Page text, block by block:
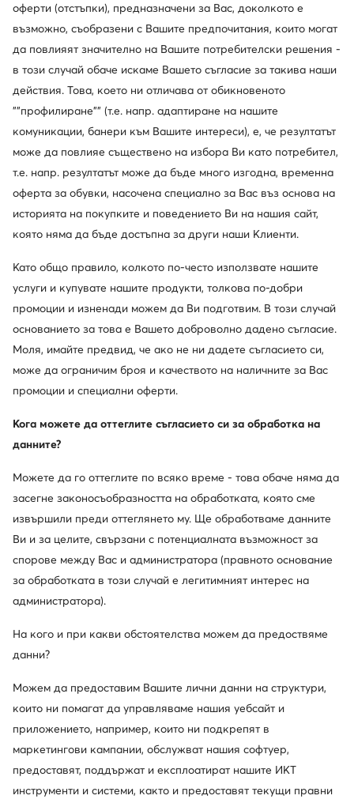
оферти (отстъпки), предназначени за Вас, доколкото е
възможно, съобразени с Вашите предпочитания, които могат
да повлияят значително на Вашите потребителски решения -
в този случай обаче искаме Вашето съгласие за такива наши
действия. Това, което ни отличава от обикновеното
""профилиране"" (т.е. напр. адаптиране на нашите
комуникации, банери към Вашите интереси), е, че резултатът
може да повлияе съществено на избора Ви като потребител,
т.е. напр. резултатът може да бъде много изгодна, временна
оферта за обувки, насочена специално за Вас въз основа на
историята на покупките и поведението Ви на нашия сайт,
която няма да бъде достъпна за други наши Клиенти.
Като общо правило, колкото по-често използвате нашите
услуги и купувате нашите продукти, толкова по-добри
промоции и изненади можем да Ви подготвим. В този случай
основанието за това е Вашето доброволно дадено съгласие.
Моля, имайте предвид, че ако не ни дадете съгласието си,
може да ограничим броя и качеството на наличните за Вас
промоции и специални оферти.
Кога можете да оттеглите съгласието си за обработка на
данните?
Можете да го оттеглите по всяко време - това обаче няма да
засегне законосъобразността на обработката, която сме
извършили преди оттеглянето му. Ще обработваме данните
Ви и за целите, свързани с потенциалната възможност за
спорове между Вас и администратора (правното основание
за обработката в този случай е легитимният интерес на
администратора).
На кого и при какви обстоятелства можем да предоствяме
данни?
Можем да предоставим Вашите лични данни на структури,
които ни помагат да управляваме нашия уебсайт и
приложението, например, които ни подкрепят в
маркетингови кампании, обслужват нашия софтуер,
предоставят, поддържат и експлоатират нашите ИКТ
инструменти и системи, както и предоставят текущи правни